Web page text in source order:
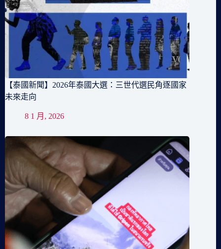
【泰國新聞】2026年泰國大選：三世代選民角逐國家
未來走向
8 1 月, 2026